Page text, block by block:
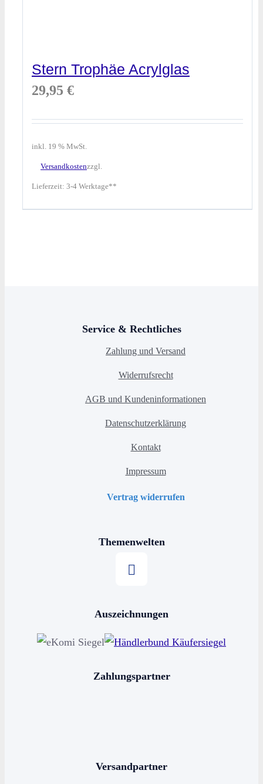
Stern Trophäe Acrylglas
29,95 €
inkl. 19 % MwSt.
zzgl.
Versandkosten
Lieferzeit: 3-4 Werktage**
Service & Rechtliches
Zahlung und Versand
Widerrufsrecht
AGB und Kundeninformationen
Datenschutzerklärung
Kontakt
Impressum
Vertrag widerrufen
Themenwelten
Horoskop kaufen
Sternschnuppe kaufen
Auszeichnungen
Zahlungspartner
Versandpartner